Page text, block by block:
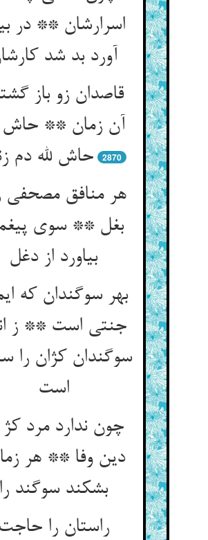
اسرارشان ** در
آورد بد شد
قاصدان زو باز
آن زمان ** حاش
حاش لله دم
2870
هر منافق مصحفی
بغل ** سوی
بیاورد از دغل‏
بهر سوگندان که
جنتی است ** ز
سوگندان کژان را
است‏
چون ندارد مرد کژ
دین وفا ** هر
بشکند سوگند را
راستان را حاجت